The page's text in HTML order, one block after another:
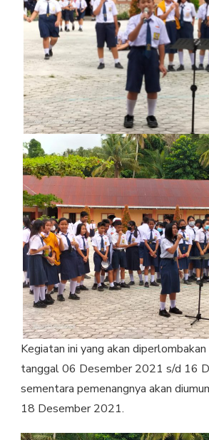
Kegiatan ini yang akan
tanggal 06 Desember 2021 s/d 16
sementara pemenangnya akan
18 Desember 2021.